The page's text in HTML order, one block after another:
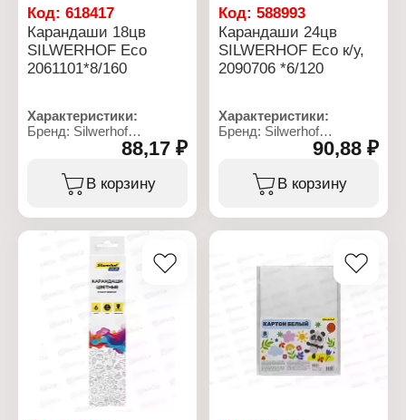
Код: 618417
Карандаши 18цв
SILWERHOF Eco
2061101*8/160
Характеристики:
Бренд: Silwerhof
Артикул: 2061101
карандашей
Цвет грифеля: цветные
Форма корпуса:
шестигранный
Диаметр корпуса: 7 мм
Диаметр грифеля: 2,65
Заводская заточка: есть
Упаковка: в картонном
коробе с европодвесом
88,17 ₽
В корзину
Код:588993
Карандаши 24цв
SILWERHOF Eco к/у,
2090706 *6/120
Характеристики:
Бренд: Silwerhof
Артикул: 2090706
карандашей
Цвет грифеля: цветные
шестигранные
Диаметр грифеля: 2,65
Материал корпуса:
дерево
Заводская заточка: есть
Упаковка: картонная
упаковка с
90,88 ₽
В корзину